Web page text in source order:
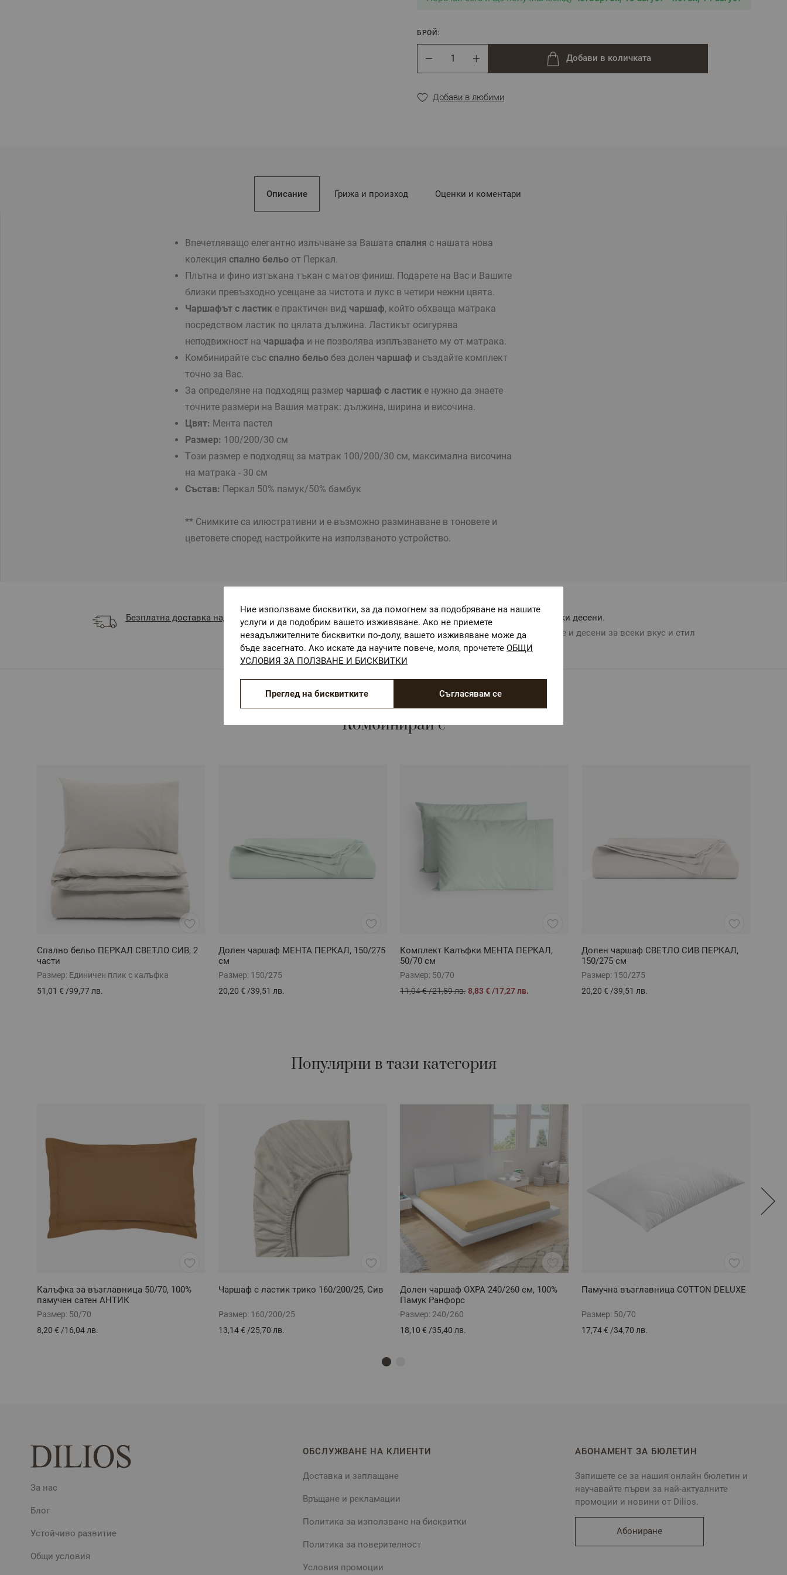
БРОЙ:
Добави в количката
Добави в любими
Описание
Впечетляващо елегантно излъчване за Вашата спалня с нашата нова
колекция спално бельо от Перкал.
Плътна и фино изтъкана тъкан с матов финиш. Подарете на Вас и Вашите
близки превъзходно усещане за чистота и лукс в четири нежни цвята.
Чаршафът с ластик е практичен вид чаршаф, който обхваща матрака
посредством ластик по цялата дължина. Ластикът осигурява
неподвижност на чаршафа и не позволява изплъзването му от матрака.
Комбинирайте със спално бельо без долен чаршаф и създайте комплект
точно за Вас.
За определяне на подходящ размер чаршаф с ластик е нужно да знаете
точните размери на Вашия матрак: дължина, ширина и височина.
Цвят: Мента пастел
Размер: 100/200/30 см
Tози размер е подходящ за матрак 100/200/30 см, максимална височина
на матрака - 30 см
Състав: Перкал 50% памук/50% бамбук
** Снимките са илюстративни и е възможно разминаване в тоновете и
цветовете според настройките на използваното устройство.
Грижа и произход Оценки и коментари
Безплатна доставка над 68 €
ОЕКО-ТЕКС СТАНДАРТ 100
Текстилни материали, безопасни за Вашето здраве
Авторски десени.
Цветове и десени за всеки вкус и стил
Комбинирай с
Спално бельо ПЕРКАЛ СВЕТЛО СИВ, 2
части
Размер: Единичен плик с калъфка
51,01 € /99,77 лв.
Долен чаршаф МЕНТА ПЕРКАЛ, 150/275
см
Размер: 150/275
20,20 € /39,51 лв.
Комплект Калъфки МЕНТА ПЕРКАЛ,
50/70 см
Размер: 50/70
11,04 €/21,59 лв. 8,83 €/17,27 лв.
Долен чаршаф СВЕТЛО СИВ ПЕРКАЛ,
150/275 см
Размер: 150/275
20,20 € /39,51 лв.
Популярни в тази категория
Калъфка за възглавница 50/70, 100%
памучен сатен АНТИК
Размер: 50/70
8,20 € /16,04 лв.
Чаршаф с ластик трико 160/200/25, Сив
Размер: 160/200/25
13,14 € /25,70 лв.
Долен чаршаф ОХРА 240/260 см, 100%
Памук Ранфорс
Размер: 240/260
18,10 € /35,40 лв.
Памучна възглавница COTTON DELUXE
Размер: 50/70
17,74 € /34,70 лв.
За нас
Блог
Устойчиво развитие
Общи условия
ОБСЛУЖВАНЕ НА КЛИЕНТИ
Доставка и заплащане
Връщане и рекламации
Политика за използване на бисквитки
Политика за поверителност
Условия промоции
АБОНАМЕНТ ЗА БЮЛЕТИН
Запишете се за нашия онлайн бюлетин и
научавайте първи за най-актуалните
промоции и новини от Dilios.
Абониране
Ние използваме бисквитки, за да помогнем за подобряване на нашите
услуги и да подобрим вашето изживяване. Ако не приемете
незадължителните бисквитки по-долу, вашето изживяване може да
бъде засегнато. Ако искате да научите повече, моля, прочетете ОБЩИ
УСЛОВИЯ ЗА ПОЛЗВАНЕ И БИСКВИТКИ
Съгласявам се
Преглед на бисквитките